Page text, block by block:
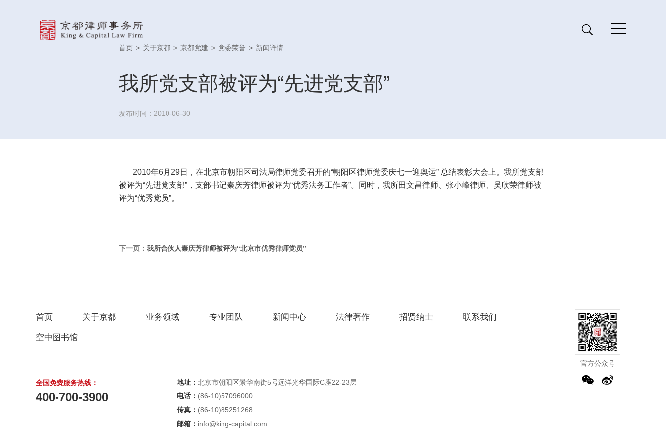
首页 > 关于京都 > 京都党建 > 党委荣誉 > 新闻详情
我所党支部被评为“先进党支部”
发布时间：2010-06-30
2010年6月29日，在北京市朝阳区司法局律师党委召开的“朝阳区律师党委庆七一迎奥运” 总结表彰大会上。我所党支部
被评为“先进党支部”，支部书记秦庆芳律师被评为“优秀法务工作者”。同时，我所田文昌律师、张小峰律师、吴欣荣律师被
评为“优秀党员”。
下一页： 我所合伙人秦庆芳律师被评为“北京市优秀律师党员”
首页 关于京都 业务领域 专业团队 新闻中心 法律著作 招贤纳士 联系我们
空中图书馆
全国免费服务热线：
400-700-3900
地址： 北京市朝阳区景华南街5号远洋光华国际C座22-23层
电话： (86-10)57096000
传真： (86-10)85251268
邮箱： info@king-capital.com
官方公众号